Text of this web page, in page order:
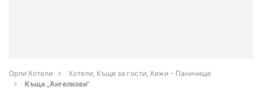
Орли Хотели
Хотели, Къщи за гости, Хижи - Паничище
Къща „Ангелкови“